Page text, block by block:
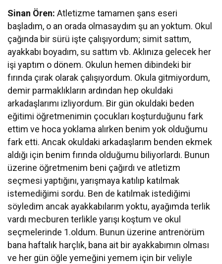
Sinan Ören:Atletizme tamamen şans eseri
başladım, o an orada olmasaydım şu an yoktum. Okul
çağında bir sürü işte çalışıyordum; simit sattım,
ayakkabı boyadım, su sattım vb. Aklınıza gelecek her
işi yaptım o dönem. Okulun hemen dibindeki bir
fırında çırak olarak çalışıyordum. Okula gitmiyordum,
demir parmaklıkların ardından hep okuldaki
arkadaşlarımı izliyordum. Bir gün okuldaki beden
eğitimi öğretmenimin çocukları koşturduğunu fark
ettim ve hoca yoklama alırken benim yok olduğumu
fark etti. Ancak okuldaki arkadaşlarım benden ekmek
aldığı için benim fırında olduğumu biliyorlardı. Bunun
üzerine öğretmenim beni çağırdı ve atletizm
seçmesi yaptığını, yarışmaya katılıp katılmak
istemediğimi sordu. Ben de katılmak istediğimi
söyledim ancak ayakkabılarım yoktu, ayağımda terlik
vardı mecburen terlikle yarışı koştum ve okul
seçmelerinde 1.oldum. Bunun üzerine antrenörüm
bana haftalık harçlık, bana ait bir ayakkabımın olması
ve her gün öğle yemeğini yemem için bir veliyle